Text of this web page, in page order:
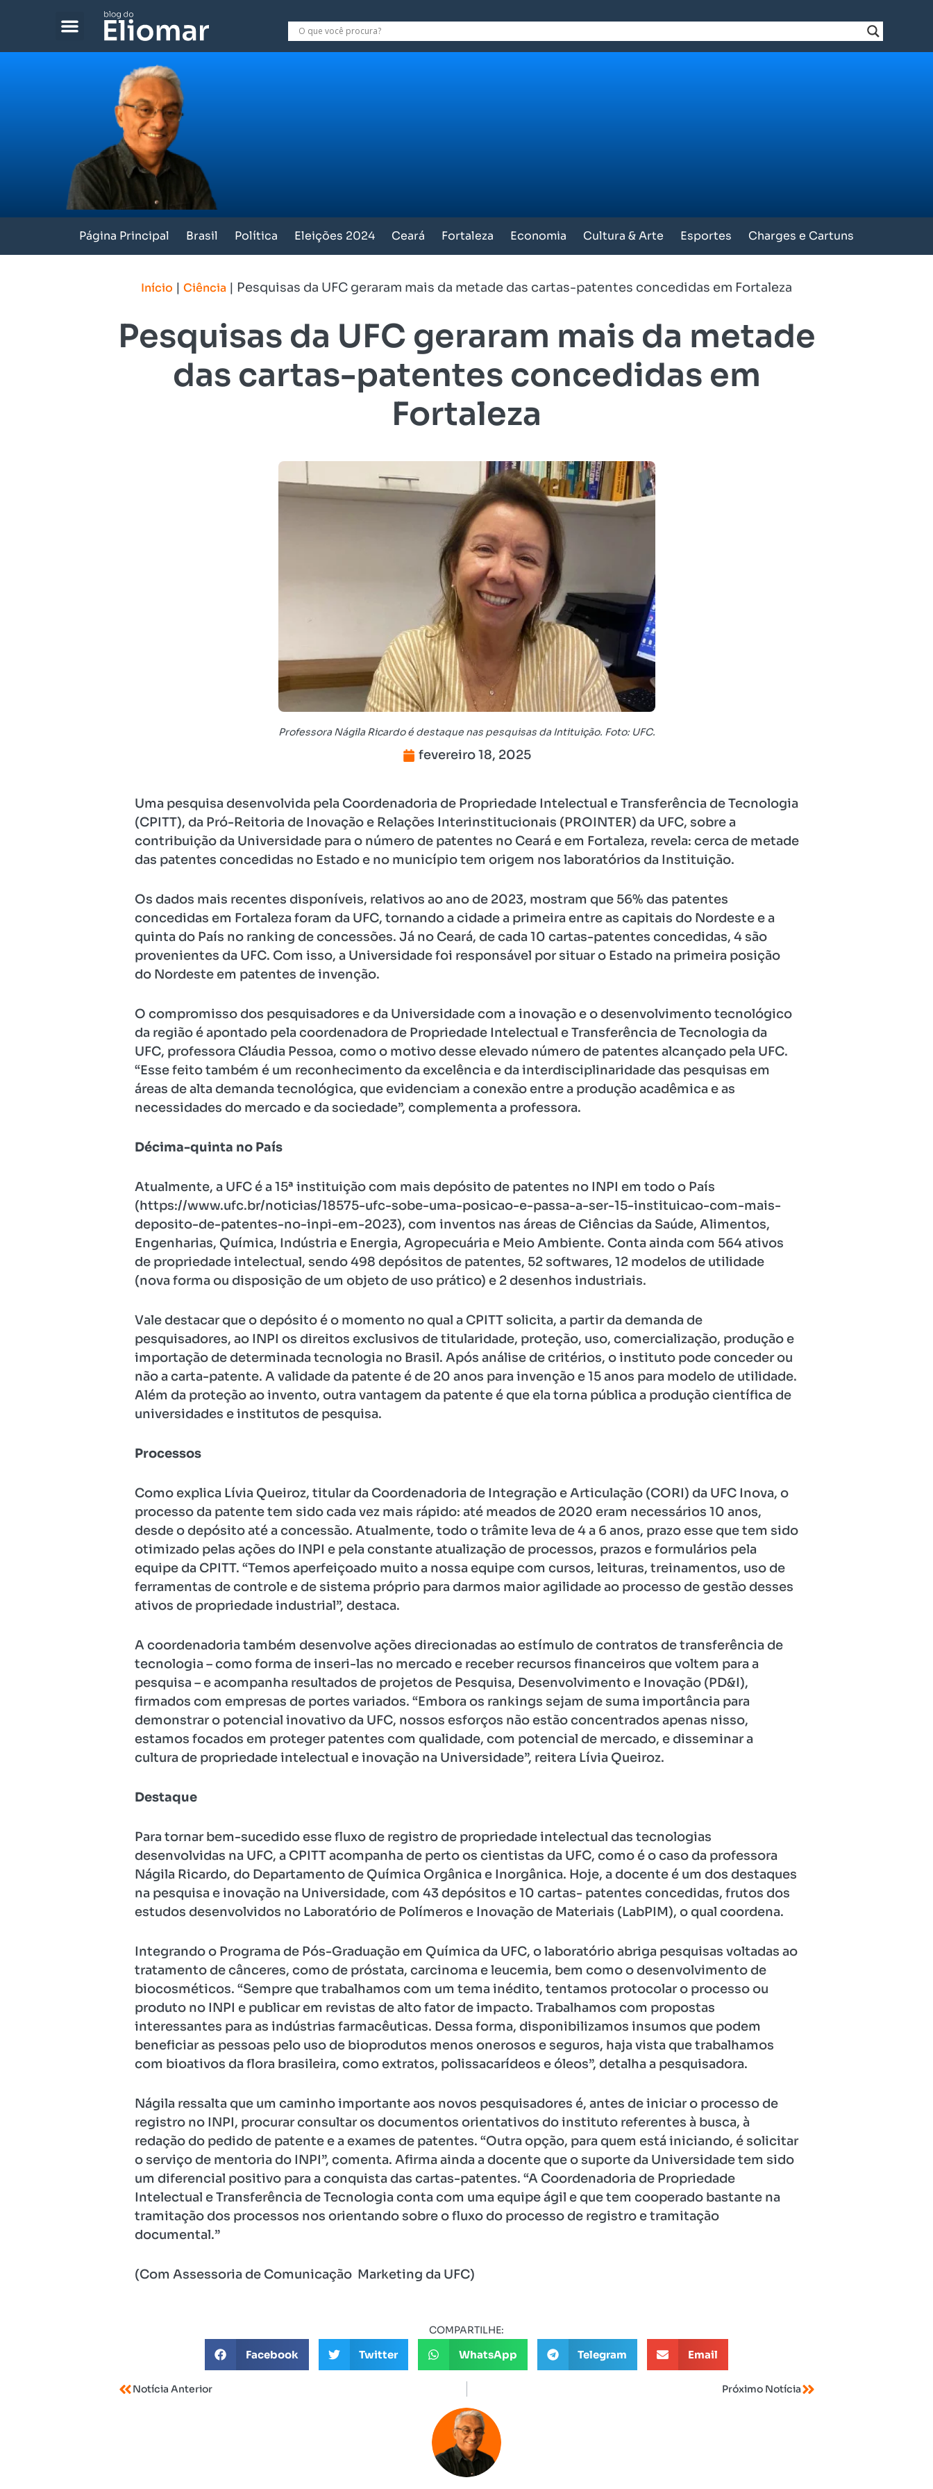
Página Principal Brasil Política Eleições 2024 Ceará Fortaleza Economia Cultura & Arte Esportes Charges e Cartuns
Início | Ciência | Pesquisas da UFC geraram mais da metade das cartas-patentes concedidas em Fortaleza
Pesquisas da UFC geraram mais da metade
das cartas-patentes concedidas em
Fortaleza
Professora Nágila Ricardo é destaque nas pesquisas da Intituição. Foto: UFC.
fevereiro 18, 2025
Uma pesquisa desenvolvida pela Coordenadoria de Propriedade Intelectual e Transferência de Tecnologia
(CPITT), da Pró-Reitoria de Inovação e Relações Interinstitucionais (PROINTER) da UFC, sobre a
contribuição da Universidade para o número de patentes no Ceará e em Fortaleza, revela: cerca de metade
das patentes concedidas no Estado e no município tem origem nos laboratórios da Instituição.
Os dados mais recentes disponíveis, relativos ao ano de 2023, mostram que 56% das patentes
concedidas em Fortaleza foram da UFC, tornando a cidade a primeira entre as capitais do Nordeste e a
quinta do País no ranking de concessões. Já no Ceará, de cada 10 cartas-patentes concedidas, 4 são
provenientes da UFC. Com isso, a Universidade foi responsável por situar o Estado na primeira posição
do Nordeste em patentes de invenção.
O compromisso dos pesquisadores e da Universidade com a inovação e o desenvolvimento tecnológico
da região é apontado pela coordenadora de Propriedade Intelectual e Transferência de Tecnologia da
UFC, professora Cláudia Pessoa, como o motivo desse elevado número de patentes alcançado pela UFC.
“Esse feito também é um reconhecimento da excelência e da interdisciplinaridade das pesquisas em
áreas de alta demanda tecnológica, que evidenciam a conexão entre a produção acadêmica e as
necessidades do mercado e da sociedade”, complementa a professora.
Décima-quinta no País
Atualmente, a UFC é a 15ª instituição com mais depósito de patentes no INPI em todo o País
(https://www.ufc.br/noticias/18575-ufc-sobe-uma-posicao-e-passa-a-ser-15-instituicao-com-mais-
deposito-de-patentes-no-inpi-em-2023), com inventos nas áreas de Ciências da Saúde, Alimentos,
Engenharias, Química, Indústria e Energia, Agropecuária e Meio Ambiente. Conta ainda com 564 ativos
de propriedade intelectual, sendo 498 depósitos de patentes, 52 softwares, 12 modelos de utilidade
(nova forma ou disposição de um objeto de uso prático) e 2 desenhos industriais.
Vale destacar que o depósito é o momento no qual a CPITT solicita, a partir da demanda de
pesquisadores, ao INPI os direitos exclusivos de titularidade, proteção, uso, comercialização, produção e
importação de determinada tecnologia no Brasil. Após análise de critérios, o instituto pode conceder ou
não a carta-patente. A validade da patente é de 20 anos para invenção e 15 anos para modelo de utilidade.
Além da proteção ao invento, outra vantagem da patente é que ela torna pública a produção científica de
universidades e institutos de pesquisa.
Processos
Como explica Lívia Queiroz, titular da Coordenadoria de Integração e Articulação (CORI) da UFC Inova, o
processo da patente tem sido cada vez mais rápido: até meados de 2020 eram necessários 10 anos,
desde o depósito até a concessão. Atualmente, todo o trâmite leva de 4 a 6 anos, prazo esse que tem sido
otimizado pelas ações do INPI e pela constante atualização de processos, prazos e formulários pela
equipe da CPITT. “Temos aperfeiçoado muito a nossa equipe com cursos, leituras, treinamentos, uso de
ferramentas de controle e de sistema próprio para darmos maior agilidade ao processo de gestão desses
ativos de propriedade industrial”, destaca.
A coordenadoria também desenvolve ações direcionadas ao estímulo de contratos de transferência de
tecnologia – como forma de inseri-las no mercado e receber recursos financeiros que voltem para a
pesquisa – e acompanha resultados de projetos de Pesquisa, Desenvolvimento e Inovação (PD&I),
firmados com empresas de portes variados. “Embora os rankings sejam de suma importância para
demonstrar o potencial inovativo da UFC, nossos esforços não estão concentrados apenas nisso,
estamos focados em proteger patentes com qualidade, com potencial de mercado, e disseminar a
cultura de propriedade intelectual e inovação na Universidade”, reitera Lívia Queiroz.
Destaque
Para tornar bem-sucedido esse fluxo de registro de propriedade intelectual das tecnologias
desenvolvidas na UFC, a CPITT acompanha de perto os cientistas da UFC, como é o caso da professora
Nágila Ricardo, do Departamento de Química Orgânica e Inorgânica. Hoje, a docente é um dos destaques
na pesquisa e inovação na Universidade, com 43 depósitos e 10 cartas- patentes concedidas, frutos dos
estudos desenvolvidos no Laboratório de Polímeros e Inovação de Materiais (LabPIM), o qual coordena.
Integrando o Programa de Pós-Graduação em Química da UFC, o laboratório abriga pesquisas voltadas ao
tratamento de cânceres, como de próstata, carcinoma e leucemia, bem como o desenvolvimento de
biocosméticos. “Sempre que trabalhamos com um tema inédito, tentamos protocolar o processo ou
produto no INPI e publicar em revistas de alto fator de impacto. Trabalhamos com propostas
interessantes para as indústrias farmacêuticas. Dessa forma, disponibilizamos insumos que podem
beneficiar as pessoas pelo uso de bioprodutos menos onerosos e seguros, haja vista que trabalhamos
com bioativos da flora brasileira, como extratos, polissacarídeos e óleos”, detalha a pesquisadora.
Nágila ressalta que um caminho importante aos novos pesquisadores é, antes de iniciar o processo de
registro no INPI, procurar consultar os documentos orientativos do instituto referentes à busca, à
redação do pedido de patente e a exames de patentes. “Outra opção, para quem está iniciando, é solicitar
o serviço de mentoria do INPI”, comenta. Afirma ainda a docente que o suporte da Universidade tem sido
um diferencial positivo para a conquista das cartas-patentes. “A Coordenadoria de Propriedade
Intelectual e Transferência de Tecnologia conta com uma equipe ágil e que tem cooperado bastante na
tramitação dos processos nos orientando sobre o fluxo do processo de registro e tramitação
documental.”
(Com Assessoria de Comunicação Marketing da UFC)
COMPARTILHE:
Facebook Twitter WhatsApp Telegram Email
Notícia Anterior Próximo Notícia